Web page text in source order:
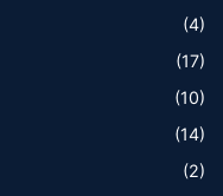
(4)
(17)
(10)
(14)
(2)